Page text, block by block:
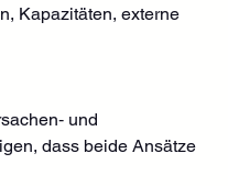
Kapazitäten, externe
und
dass beide Ansätze